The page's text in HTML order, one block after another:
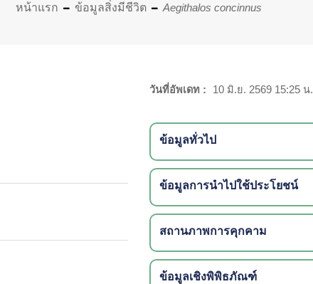
หน้าแรก ข้อมูลสิ่งมีชีวิต Aegithalos concinnus
วันที่อัพเดท : 10 มิ.ย. 2569 15:25 น.
ข้อมูลทั่วไป
ข้อมูลการนำไปใช้ประโยชน์
สถานภาพการคุกคาม
ข้อมูลเชิงพิพิธภัณฑ์